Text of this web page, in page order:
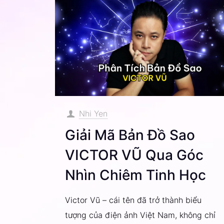
Nhi Yen
Giải Mã Bản Đồ Sao
VICTOR VŨ Qua Góc
Nhìn Chiêm Tinh Học
Victor Vũ – cái tên đã trở thành biểu
tượng của điện ảnh Việt Nam, không chỉ